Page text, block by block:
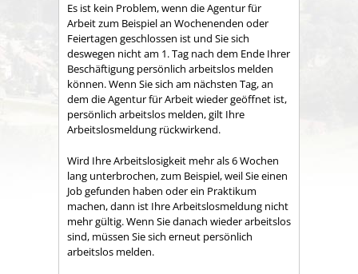
Es ist kein Problem, wenn die Agentur für
Arbeit zum Beispiel an Wochenenden oder
Feiertagen geschlossen ist und Sie sich
deswegen nicht am 1. Tag nach dem Ende Ihrer
Beschäftigung persönlich arbeitslos melden
können. Wenn Sie sich am nächsten Tag, an
dem die Agentur für Arbeit wieder geöffnet ist,
persönlich arbeitslos melden, gilt Ihre
Arbeitslosmeldung rückwirkend.
Wird Ihre Arbeitslosigkeit mehr als 6 Wochen
lang unterbrochen, zum Beispiel, weil Sie einen
Job gefunden haben oder ein Praktikum
machen, dann ist Ihre Arbeitslosmeldung nicht
mehr gültig. Wenn Sie danach wieder arbeitslos
sind, müssen Sie sich erneut persönlich
arbeitslos melden.